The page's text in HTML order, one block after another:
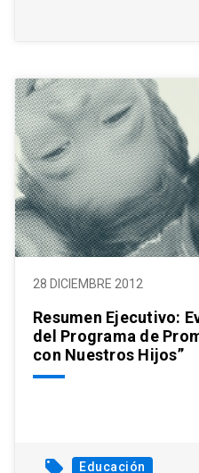
28 DICIEMBRE 2012
Resumen Ejecutivo:
del Programa de
con Nuestros Hijos”
local_offer Educación